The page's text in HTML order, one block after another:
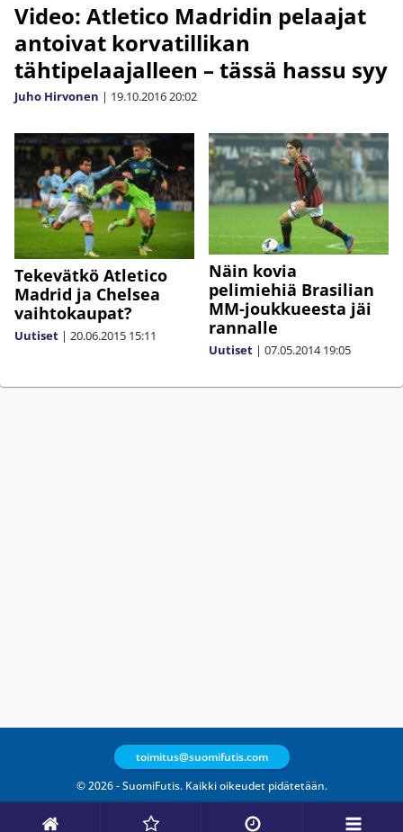
Video: Atletico Madridin pelaajat
antoivat korvatillikan
tähtipelaajalleen – tässä hassu syy
Juho Hirvonen | 19.10.201620:02
Tekevätkö Atletico
Madrid ja Chelsea
vaihtokaupat?
Uutiset | 20.06.2015 15:11
Näin kovia
pelimiehiä Brasilian
MM-joukkueesta jäi
rannalle
Uutiset | 07.05.2014 19:05
© 2026 - SuomiFutis. Kaikki oikeudet pidätetään.
toimitus@suomifutis.com